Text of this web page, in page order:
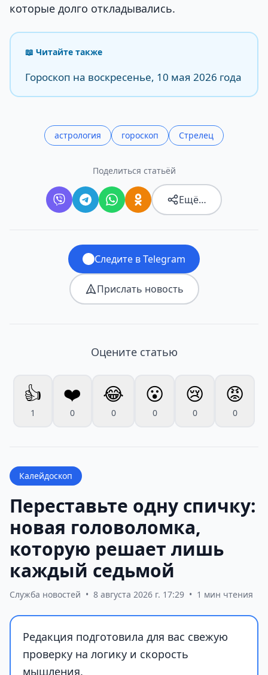
которые долго откладывались.
📖 Читайте также
Гороскоп на воскресенье, 10 мая 2026 года
астрология гороскоп Стрелец
Поделиться статьёй
Ещё…
Следите в Telegram
Прислать новость
Оцените статью
👍
1
❤️
0
😂
0
😮
0
😢
0
😡
0
Калейдоскоп
Переставьте одну спичку:
новая головоломка,
которую решает лишь
каждый седьмой
Служба новостей • 8 августа 2026 г. 17:29 • 1 мин чтения
Редакция подготовила для вас свежую
проверку на логику и скорость
мышления.